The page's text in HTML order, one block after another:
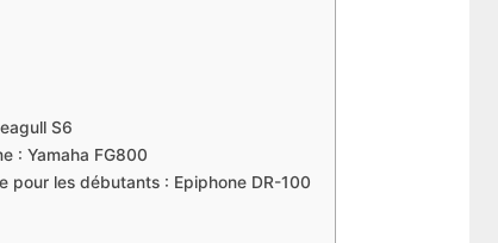
S6
: Yamaha FG800
pour les débutants : Epiphone DR-100